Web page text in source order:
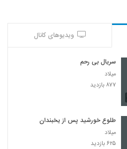
ویدیوهای کانال
سریال بی رحم
میلاد
۸۷۷ بازدید
طلوع خورشید پس از یخبندان
میلاد
۶۲۵ بازدید